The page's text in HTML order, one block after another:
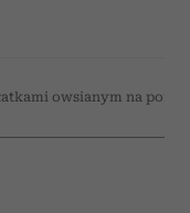
owsianym na